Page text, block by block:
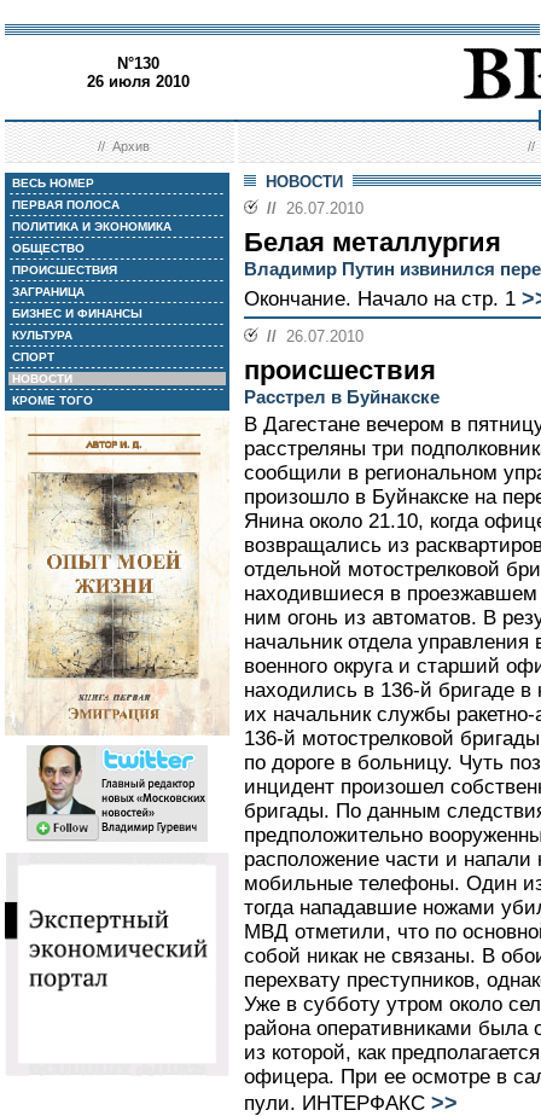
N°130
26 июля 2010
//Архив //
ВЕСЬ НОМЕР
ПЕРВАЯ ПОЛОСА
ПОЛИТИКА И ЭКОНОМИКА
ОБЩЕСТВО
ПРОИСШЕСТВИЯ
ЗАГРАНИЦА
БИЗНЕС И ФИНАНСЫ
КУЛЬТУРА
СПОРТ
НОВОСТИ
КРОМЕ ТОГО
НОВОСТИ
// 26.07.2010
Белая металлургия
Владимир Путин извинился
Окончание. Начало на стр. 1
// 26.07.2010
происшествия
Расстрел в Буйнакске
В Дагестане вечером в
расстреляны три
сообщили в региональном
произошло в Буйнакске на
Янина около 21.10, когда
возвращались из
отдельной мотострелковой
находившиеся в
ним огонь из автоматов. В
начальник отдела
военного округа и старший
находились в 136-й бригаде
их начальник службы
136-й мотострелковой
по дороге в больницу. Чуть
инцидент произошел
бригады. По данным
предположительно
расположение части и
мобильные телефоны. Один
тогда нападавшие ножами
МВД отметили, что по
собой никак не связаны. В
перехвату преступников,
Уже в субботу утром около
района оперативниками
из которой, как
офицера. При ее осмотре в
пули. ИНТЕРФАКС >>